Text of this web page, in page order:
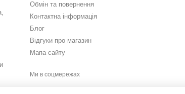
Обмін та повернення
Контактна інформація
Блог
Відгуки про магазин
Мапа сайту
Ми в соцмережах